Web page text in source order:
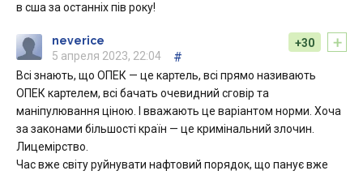
в сша за останніх пів року!
+
+30
neverice
5 апреля 2023, 22:04
#
Всі знають, що ОПЕК — це картель, всі прямо називають
ОПЕК картелем, всі бачать очевидний сговір та
маніпулювання ціною. І вважають це варіантом норми. Хоча
за законами більшості країн — це кримінальний злочин.
Лицемірство.
Час вже світу руйнувати нафтовий порядок, що панує вже